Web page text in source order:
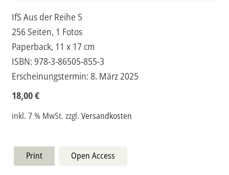
IfS Aus der Reihe 5
256 Seiten, 1 Fotos
Paperback, 11 x 17 cm
ISBN: 978-3-86505-855-3
Erscheinungstermin: 8. März 2025
18,00€
inkl. 7 % MwSt. zzgl. Versandkosten
Print Open Access